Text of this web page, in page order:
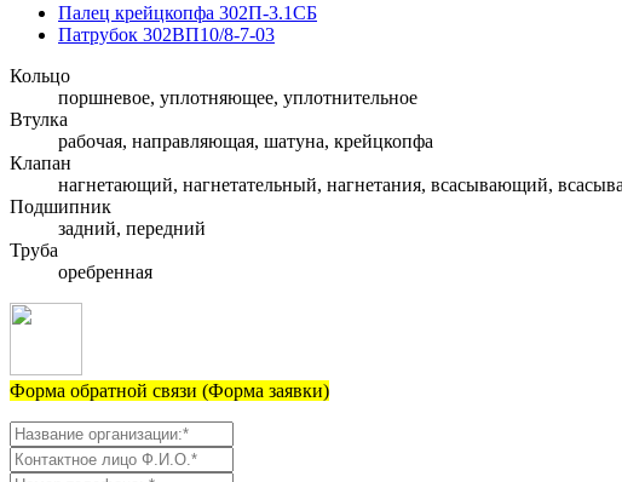
Палец крейцкопфа 302П-3.1СБ
Патрубок 302ВП10/8-7-03
Кольцо
поршневое, уплотняющее, уплотнительное
Втулка
рабочая, направляющая, шатуна, крейцкопфа
Клапан
нагнетающий, нагнетательный, нагнетания, всасывающий,
Подшипник
задний, передний
Труба
оребренная
Форма обратной связи (Форма заявки)